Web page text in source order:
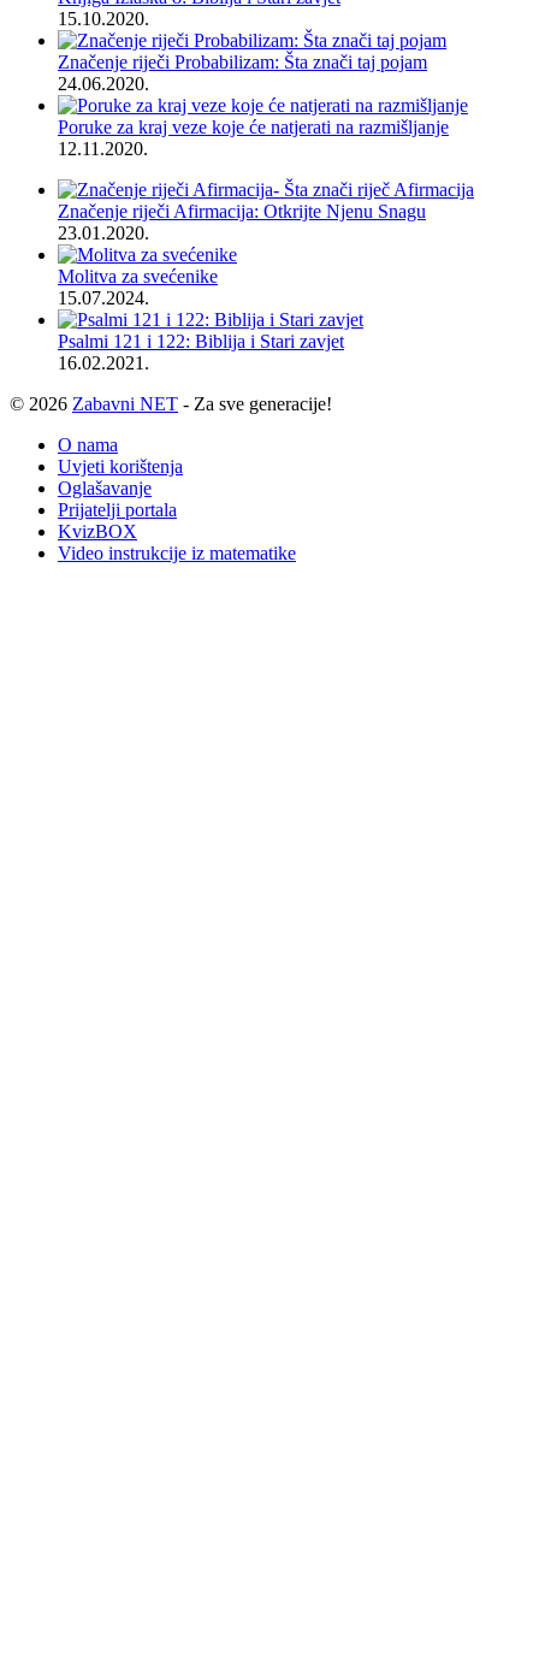
15.10.2020.
Značenje riječi Probabilizam: Šta znači taj pojam
24.06.2020.
Poruke za kraj veze koje će natjerati na razmišljanje
12.11.2020.
Značenje riječi Afirmacija: Otkrijte Njenu Snagu
23.01.2020.
Molitva za svećenike
15.07.2024.
Psalmi 121 i 122: Biblija i Stari zavjet
16.02.2021.
© 2026 Zabavni NET - Za sve generacije!
O nama
Uvjeti korištenja
Oglašavanje
Prijatelji portala
KvizBOX
Video instrukcije iz matematike